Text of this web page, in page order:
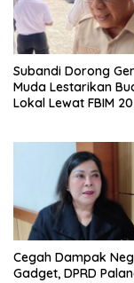
Subandi Dorong
Muda Lestarikan
Lokal Lewat FBIM
Cegah Dampak
Gadget, DPRD